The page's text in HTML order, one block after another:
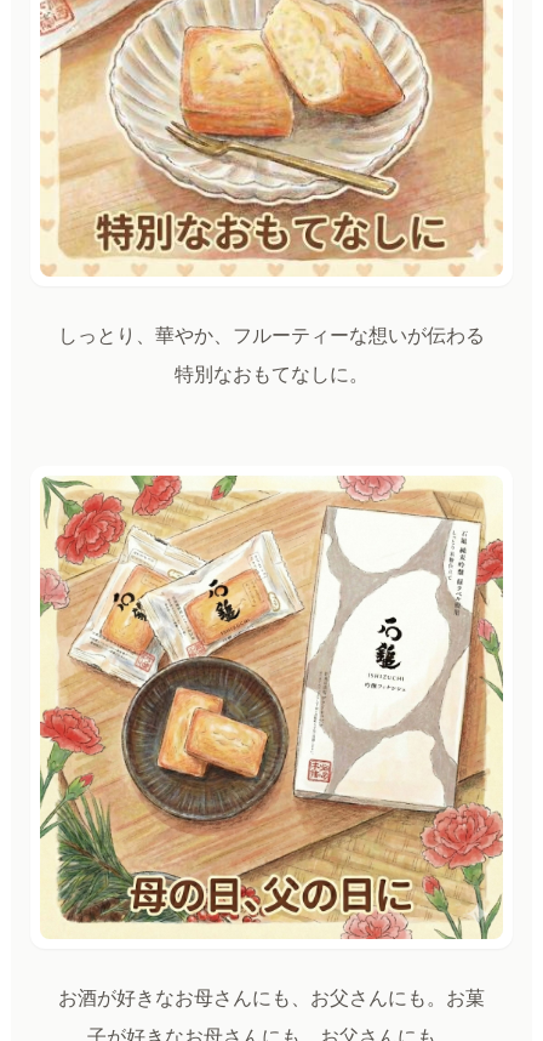
しっとり、華やか、フルーティーな想いが伝わる
特別なおもてなしに。
お酒が好きなお母さんにも、お父さんにも。お菓